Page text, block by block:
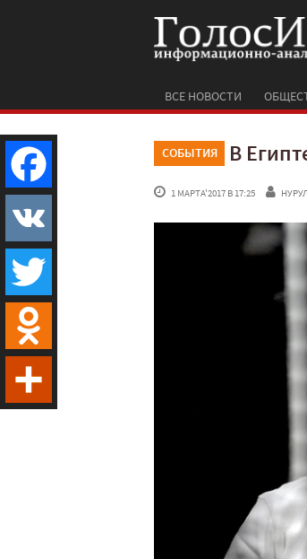
ВСЕ НОВОСТИ
СОБЫТИЯ В
1 МАРТА'2017 В 17:25
Facebook
VK
Twitter
Odnoklassniki